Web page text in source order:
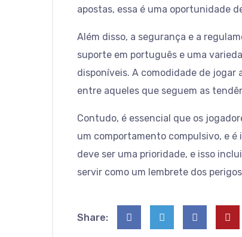
apostas, essa é uma oportunidade
Além disso, a segurança e a
suporte em português e uma
disponíveis. A comodidade de
entre aqueles que seguem as
Contudo, é essencial que os
um comportamento compulsivo, e
deve ser uma prioridade, e isso
servir como um lembrete dos
Share: